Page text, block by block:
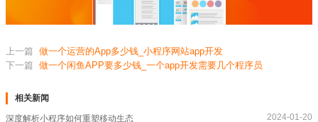
上一篇 做一个运营的App多少钱_小程序网站app开发
下一篇 做一个闲鱼APP要多少钱_一个app开发需要几个程序员
相关新闻
深度解析小程序如何重塑移动生态 2024-01-20